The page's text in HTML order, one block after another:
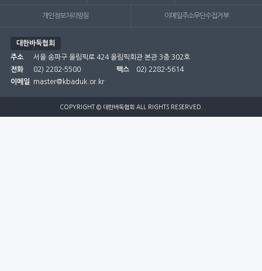
개인정보처리방침 이메일주소무단수집거부
대한바둑협회
주소
서울 송파구 올림픽로 424 올림픽회관 본관 3층 302호
전화
02) 2282-5500 팩스
02) 2282-5614
이메일
master@kbaduk.or.kr
COPYRIGHT © 대한바둑협회 ALL RIGHTS RESERVED.